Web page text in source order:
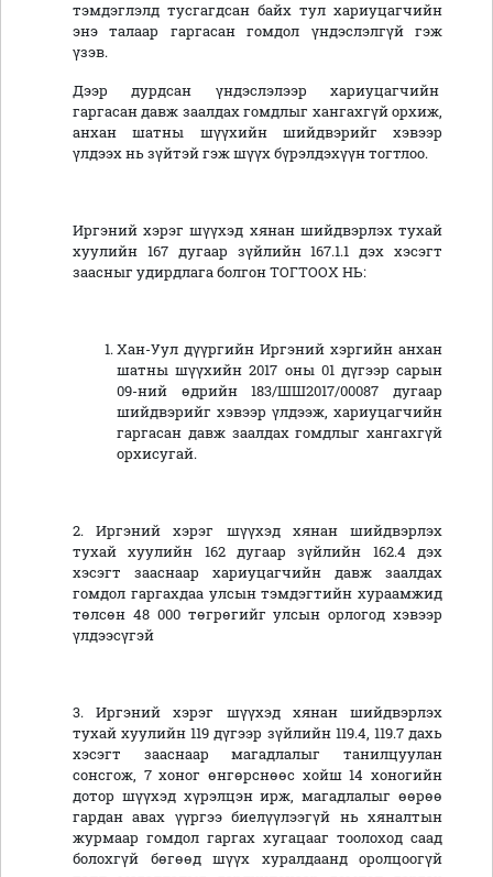
тэмдэглэлд тусгагдсан байх тул хариуцагчийн
энэ талаар гаргасан гомдол үндэслэлгүй гэж
үзэв.
Дээр дурдсан үндэслэлээр хариуцагчийн
гаргасан давж заалдах гомдлыг хангахгүй орхиж,
анхан шатны шүүхийн шийдвэрийг хэвээр
үлдээх нь зүйтэй гэж шүүх бүрэлдэхүүн тогтлоо.
Иргэний хэрэг шүүхэд хянан шийдвэрлэх тухай
хуулийн 167 дугаар зүйлийн 167.1.1 дэх хэсэгт
заасныг удирдлага болгон ТОГТООХ НЬ:
Хан-Уул дүүргийн Иргэний хэргийн анхан
шатны шүүхийн 2017 оны 01 дүгээр сарын
09-ний өдрийн 183/ШШ2017/00087 дугаар
шийдвэрийг хэвээр үлдээж, хариуцагчийн
гаргасан давж заалдах гомдлыг хангахгүй
орхисугай.
2. Иргэний хэрэг шүүхэд хянан шийдвэрлэх
тухай хуулийн 162 дугаар зүйлийн 162.4 дэх
хэсэгт зааснаар хариуцагчийн давж заалдах
гомдол гаргахдаа улсын тэмдэгтийн хураамжид
төлсөн 48 000 төгрөгийг улсын орлогод хэвээр
үлдээсүгэй
3. Иргэний хэрэг шүүхэд хянан шийдвэрлэх
тухай хуулийн 119 дүгээр зүйлийн 119.4, 119.7 дахь
хэсэгт зааснаар магадлалыг танилцуулан
сонсгож, 7 хоног өнгөрснөөс хойш 14 хоногийн
дотор шүүхэд хүрэлцэн ирж, магадлалыг өөрөө
гардан авах үүргээ биелүүлээгүй нь хяналтын
журмаар гомдол гаргах хугацааг тоолоход саад
болохгүй бөгөөд шүүх хуралдаанд оролцоогүй